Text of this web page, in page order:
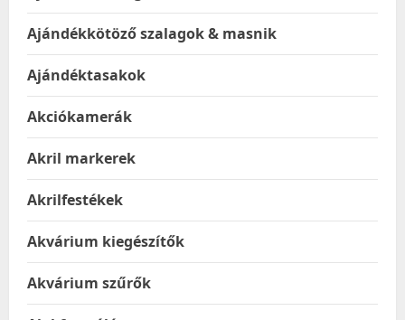
Ajándékkötöző szalagok & masnik
Ajándéktasakok
Akciókamerák
Akril markerek
Akrilfestékek
Akvárium kiegészítők
Akvárium szűrők